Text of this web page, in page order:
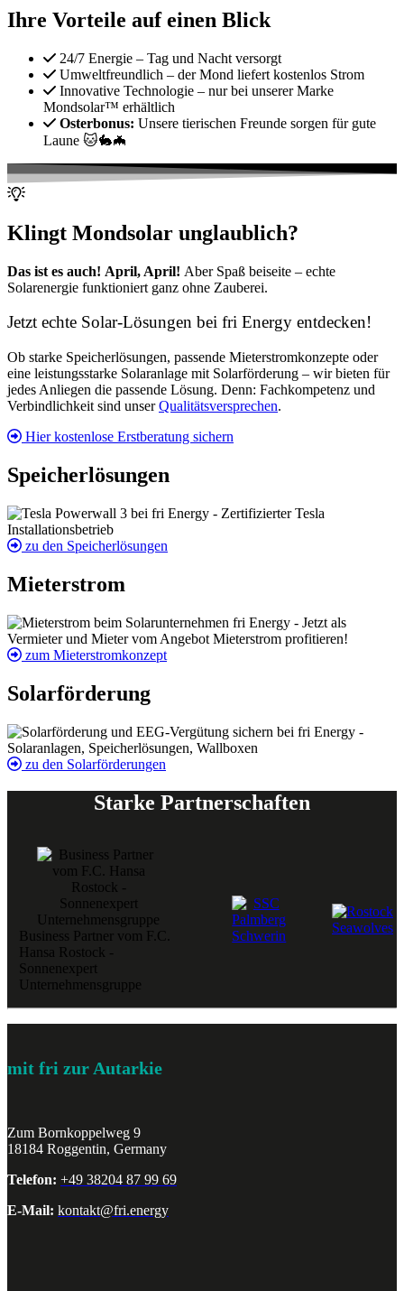
Ihre Vorteile auf einen Blick
24/7 Energie – Tag und Nacht versorgt
Umweltfreundlich – der Mond liefert kostenlos Strom
Innovative Technologie – nur bei unserer Marke
Mondsolar™ erhältlich
Osterbonus: Unsere tierischen Freunde sorgen für gute
Laune 🐱🐇🦇
Klingt Mondsolar unglaublich?
Das ist es auch! April, April! Aber Spaß beiseite – echte
Solarenergie funktioniert ganz ohne Zauberei.
Jetzt echte Solar-Lösungen bei fri Energy entdecken!
Ob starke Speicherlösungen, passende Mieterstromkonzepte oder
eine leistungsstarke Solaranlage mit Solarförderung – wir bieten für
jedes Anliegen die passende Lösung. Denn: Fachkompetenz und
Verbindlichkeit sind unserQualitätsversprechen.
Hier kostenlose Erstberatung sichern
Speicherlösungen
zu den Speicherlösungen
Mieterstrom
zum Mieterstromkonzept
Solarförderung
zu den Solarförderungen
Starke Partnerschaften
Business Partner vom F.C.
Hansa Rostock -
Sonnenexpert
Unternehmensgruppe
mit fri zur Autarkie
Zum Bornkoppelweg 9
18184 Roggentin, Germany
Telefon: +49 38204 87 99 69
E-Mail: kontakt@fri.energy